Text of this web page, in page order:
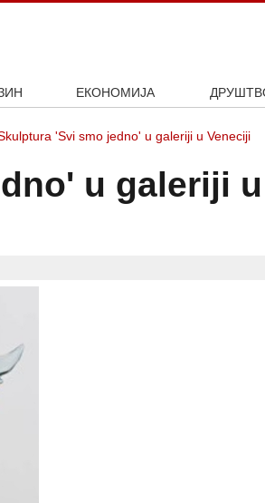
ЕКОНОМИЈА
Аутомобили
'Svi smo jedno' u galeriji u Veneciji
u galeriji u